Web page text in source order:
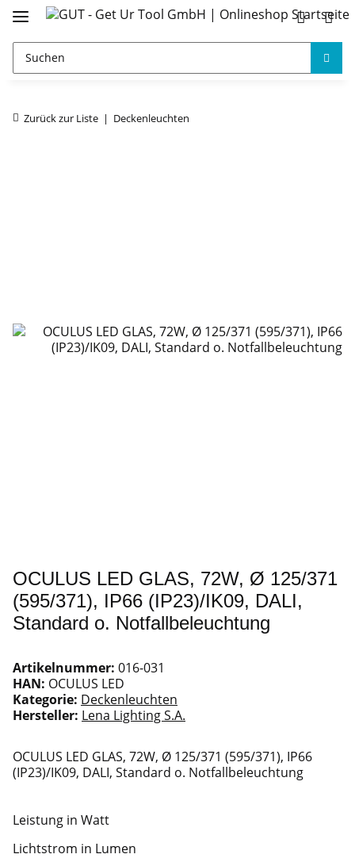
Zurück zur Liste Deckenleuchten
OCULUS LED GLAS, 72W, Ø 125/371
(595/371), IP66 (IP23)/IK09, DALI,
Standard o. Notfallbeleuchtung
Artikelnummer: 016-031
HAN: OCULUS LED
Kategorie: Deckenleuchten
Hersteller: Lena Lighting S.A.
OCULUS LED GLAS, 72W, Ø 125/371 (595/371), IP66
(IP23)/IK09, DALI, Standard o. Notfallbeleuchtung
Leistung in Watt
Lichtstrom in Lumen